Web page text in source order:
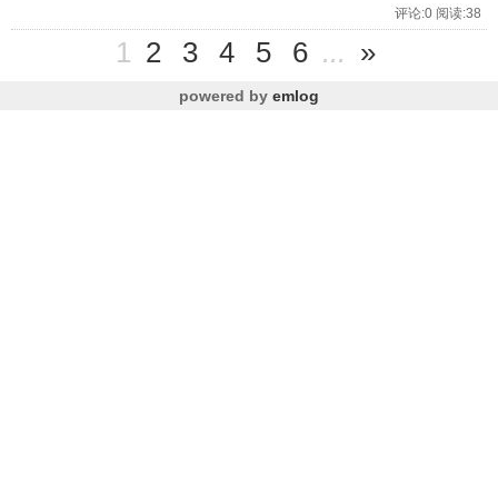
评论:0 阅读:38
1 2 3 4 5 6 ... »
powered by emlog